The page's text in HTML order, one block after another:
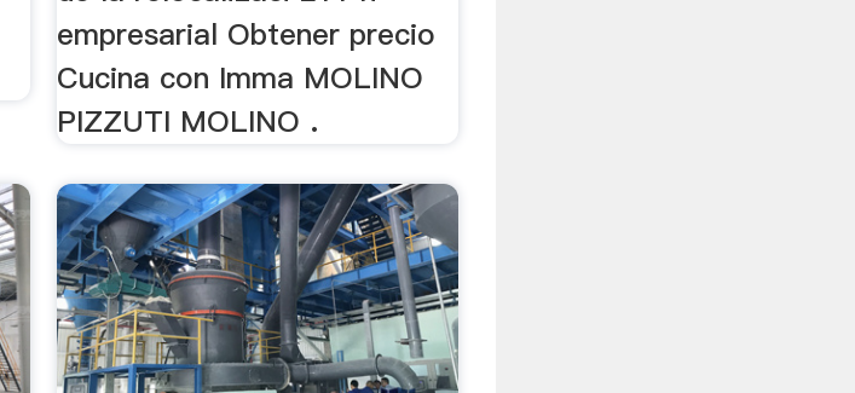
empresarial Obtener precio
Cucina con Imma MOLINO
PIZZUTI MOLINO .